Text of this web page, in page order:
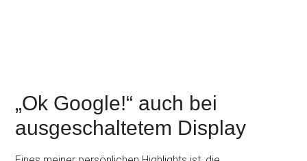
„Ok Google!“ auch bei
ausgeschaltetem Display